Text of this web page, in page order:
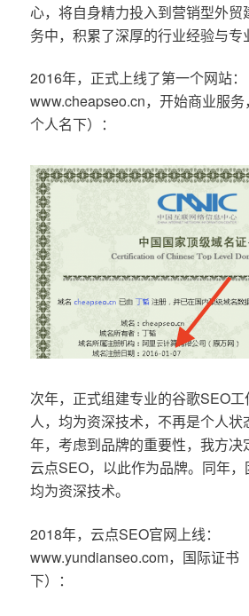
心，将自身精力投入到营销型外贸
务中，积累了深厚的行业经验与专
2016年，正式上线了第一个网站：
www.cheapseo.cn，开始商业服
个人名下）：
次年，正式组建专业的谷歌SEO
人，均为资深技术，不再是个人状
年，考虑到品牌的重要性，我方决
云点SEO，以此作为品牌。同年，
均为资深技术。
2018年，云点SEO官网上线：
www.yundianseo.com，国际证书
下）：